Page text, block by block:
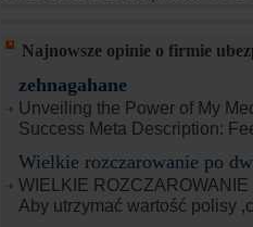
Najnowsze opinie o firmie
zehnagahane
Unveiling the Power of My
Success Meta Description:
Wielkie rozczarowanie po
WIELKIE
Aby utrzymać wartość polisy